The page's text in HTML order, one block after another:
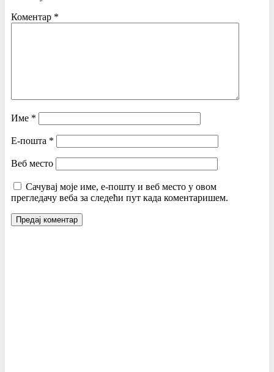
Коментар *
Име *
Е-пошта *
Веб место
Сачувај моје име, е-пошту и веб место у овом
прегледачу веба за следећи пут када коментаришем.